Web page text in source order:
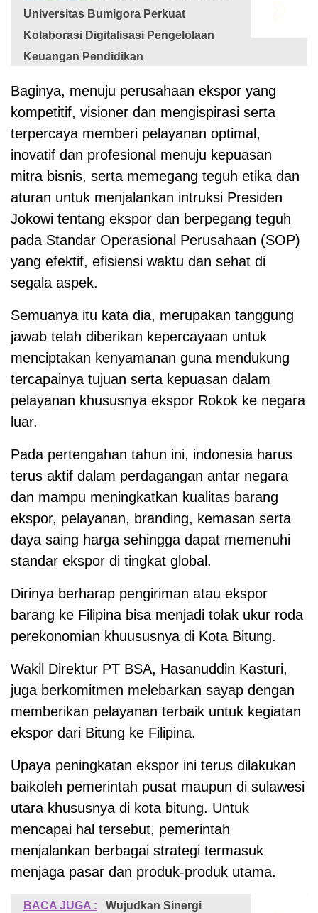
Universitas Bumigora Perkuat
Kolaborasi Digitalisasi Pengelolaan
Keuangan Pendidikan
Baginya, menuju perusahaan ekspor yang
kompetitif, visioner dan mengispirasi serta
terpercaya memberi pelayanan optimal,
inovatif dan profesional menuju kepuasan
mitra bisnis, serta memegang teguh etika dan
aturan untuk menjalankan intruksi Presiden
Jokowi tentang ekspor dan berpegang teguh
pada Standar Operasional Perusahaan (SOP)
yang efektif, efisiensi waktu dan sehat di
segala aspek.
Semuanya itu kata dia, merupakan tanggung
jawab telah diberikan kepercayaan untuk
menciptakan kenyamanan guna mendukung
tercapainya tujuan serta kepuasan dalam
pelayanan khususnya ekspor Rokok ke negara
luar.
Pada pertengahan tahun ini, indonesia harus
terus aktif dalam perdagangan antar negara
dan mampu meningkatkan kualitas barang
ekspor, pelayanan, branding, kemasan serta
daya saing harga sehingga dapat memenuhi
standar ekspor di tingkat global.
Dirinya berharap pengiriman atau ekspor
barang ke Filipina bisa menjadi tolak ukur roda
perekonomian khuususnya di Kota Bitung.
Wakil Direktur PT BSA, Hasanuddin Kasturi,
juga berkomitmen melebarkan sayap dengan
memberikan pelayanan terbaik untuk kegiatan
ekspor dari Bitung ke Filipina.
Upaya peningkatan ekspor ini terus dilakukan
baikoleh pemerintah pusat maupun di sulawesi
utara khususnya di kota bitung. Untuk
mencapai hal tersebut, pemerintah
menjalankan berbagai strategi termasuk
menjaga pasar dan produk-produk utama.
BACA JUGA :
Wujudkan Sinergi